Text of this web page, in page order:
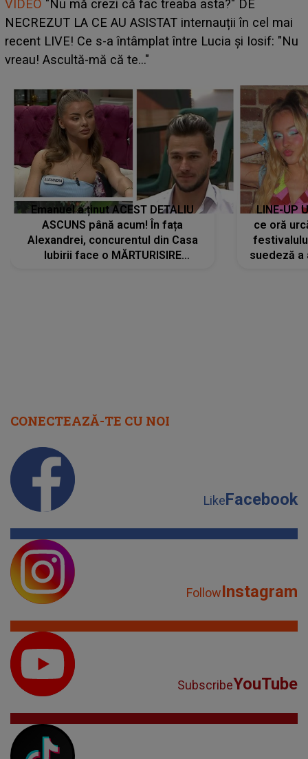
Cine este Bianca, tânăra clujeancă luată pe scenă la
UNTOLD ONE de Zara Larsson? Aceasta a dezvăluit
ce i-a spus artista suedeză în culise: „Nu am fost
pregătită...”
Emanuel a ținut ACEST DETALIU
ASCUNS până acum! În fața
Alexandrei, concurentul din Casa
Iubirii face o MĂRTURISIRE
LINE-UP
ce oră
suedeză a
CONECTEAZĂ-TE CU NOI
LikeFacebook
FollowInstagram
SubscribeYouTube